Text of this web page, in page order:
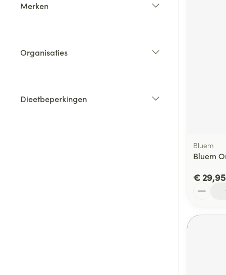
Merken
Organisaties
Dieetbeperkingen
Bluem
Bluem
€ 29,95